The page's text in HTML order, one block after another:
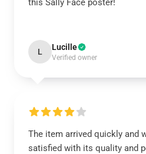
this Sally Face poster!
L Lucille
Verified owner
The item arrived quickly and
satisfied with its quality and